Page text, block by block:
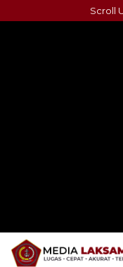
to
Scroll